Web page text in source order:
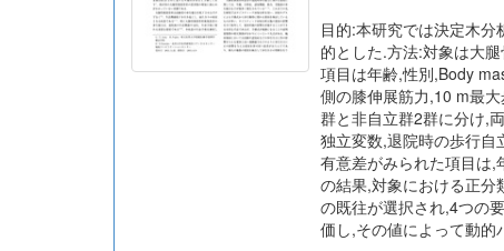
目的:本研究では決定木
的とした.方法:対象は大
項目は年齢,性別,Body
側の膝伸展筋力,10 m最
群と非自立群2群に分け,
独立変数,退院時の歩行
有意差がみられた項目は
の結果,対象における正
の既往が選択され,4つの
価し,その値によって動的